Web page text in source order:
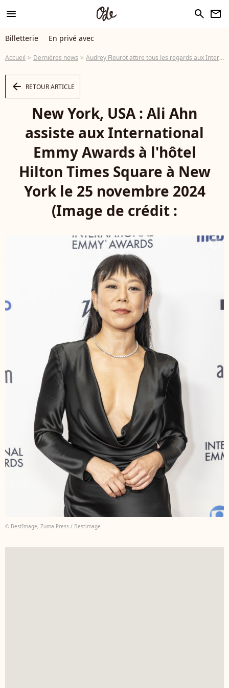
menu search newsletter
Billetterie En privé avec
Accueil Dernières news Audrey Fleurot attire tous les regards aux International Emmy Awards, elle n'est pas la seule française à avoir fait briller l'Hexagone
arrow_left RETOUR ARTICLE
New York, USA : Ali Ahn
assiste aux International
Emmy Awards à l'hôtel
Hilton Times Square à New
York le 25 novembre 2024
(Image de crédit :
© BestImage, Zuma Press / Bestimage